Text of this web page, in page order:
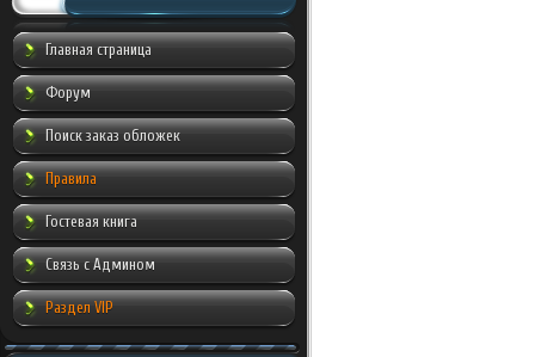
Главная страница
Форум
Поиск заказ обложек
Правила
Гостевая книга
Связь с Админом
Раздел VIP